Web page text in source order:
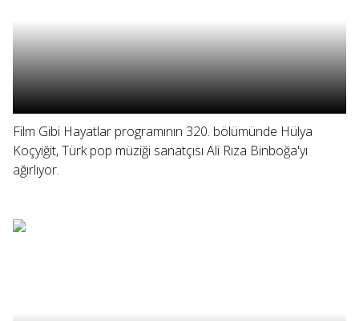
Film Gibi Hayatlar programının 320. bölümünde Hülya
Koçyiğit, Türk pop müziği sanatçısı Ali Rıza Binboğa'yı
ağırlıyor.